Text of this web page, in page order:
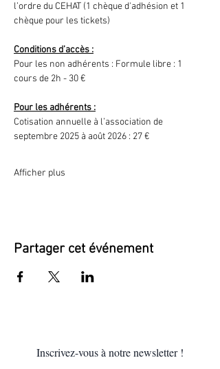
l’ordre du CEHAT (1 chèque d'adhésion et 1
chèque pour les tickets)
Conditions d’accès :
Pour les non adhérents : Formule libre : 1
cours de 2h - 30 €
Pour les adhérents :
Cotisation annuelle à l’association de
septembre 2025 à août 2026 : 27 €
Afficher plus
Partager cet événement
Inscrivez-vous à notre newsletter !